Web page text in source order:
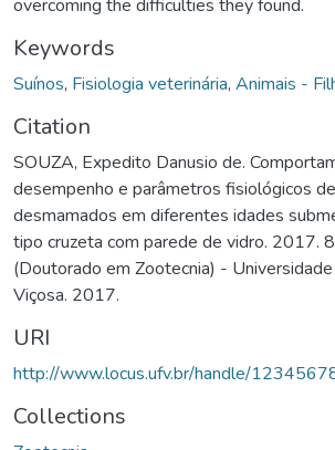
overcoming the difficulties they found.
Keywords
Suínos, Fisiologia veterinária, Animais -
Citation
SOUZA, Expedito Danusio de.
desempenho e parâmetros fisiológicos
desmamados em diferentes idades
tipo cruzeta com parede de vidro. 2017.
(Doutorado em Zootecnia) -
Viçosa. 2017.
URI
http://www.locus.ufv.br/handle/
Collections